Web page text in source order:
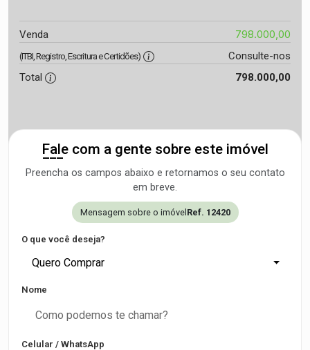
Venda 798.000,00
(ITBI, Registro, Escritura e Certidões)
Consulte-nos
Total
798.000,00
Fale com a gente sobre este imóvel
Preencha os campos abaixo e retornamos o seu contato
em breve.
Mensagem sobre o imóvel Ref. 12420
O que você deseja?
Quero Comprar
Nome
Celular / WhatsApp